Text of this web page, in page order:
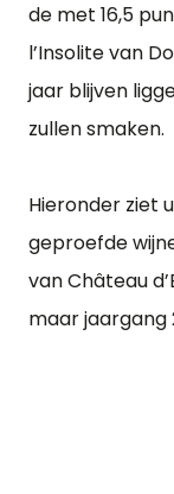
de met 16,5
l’Insolite van
jaar blijven
zullen smaken.
Hieronder ziet
geproefde
van Château
maar jaargang